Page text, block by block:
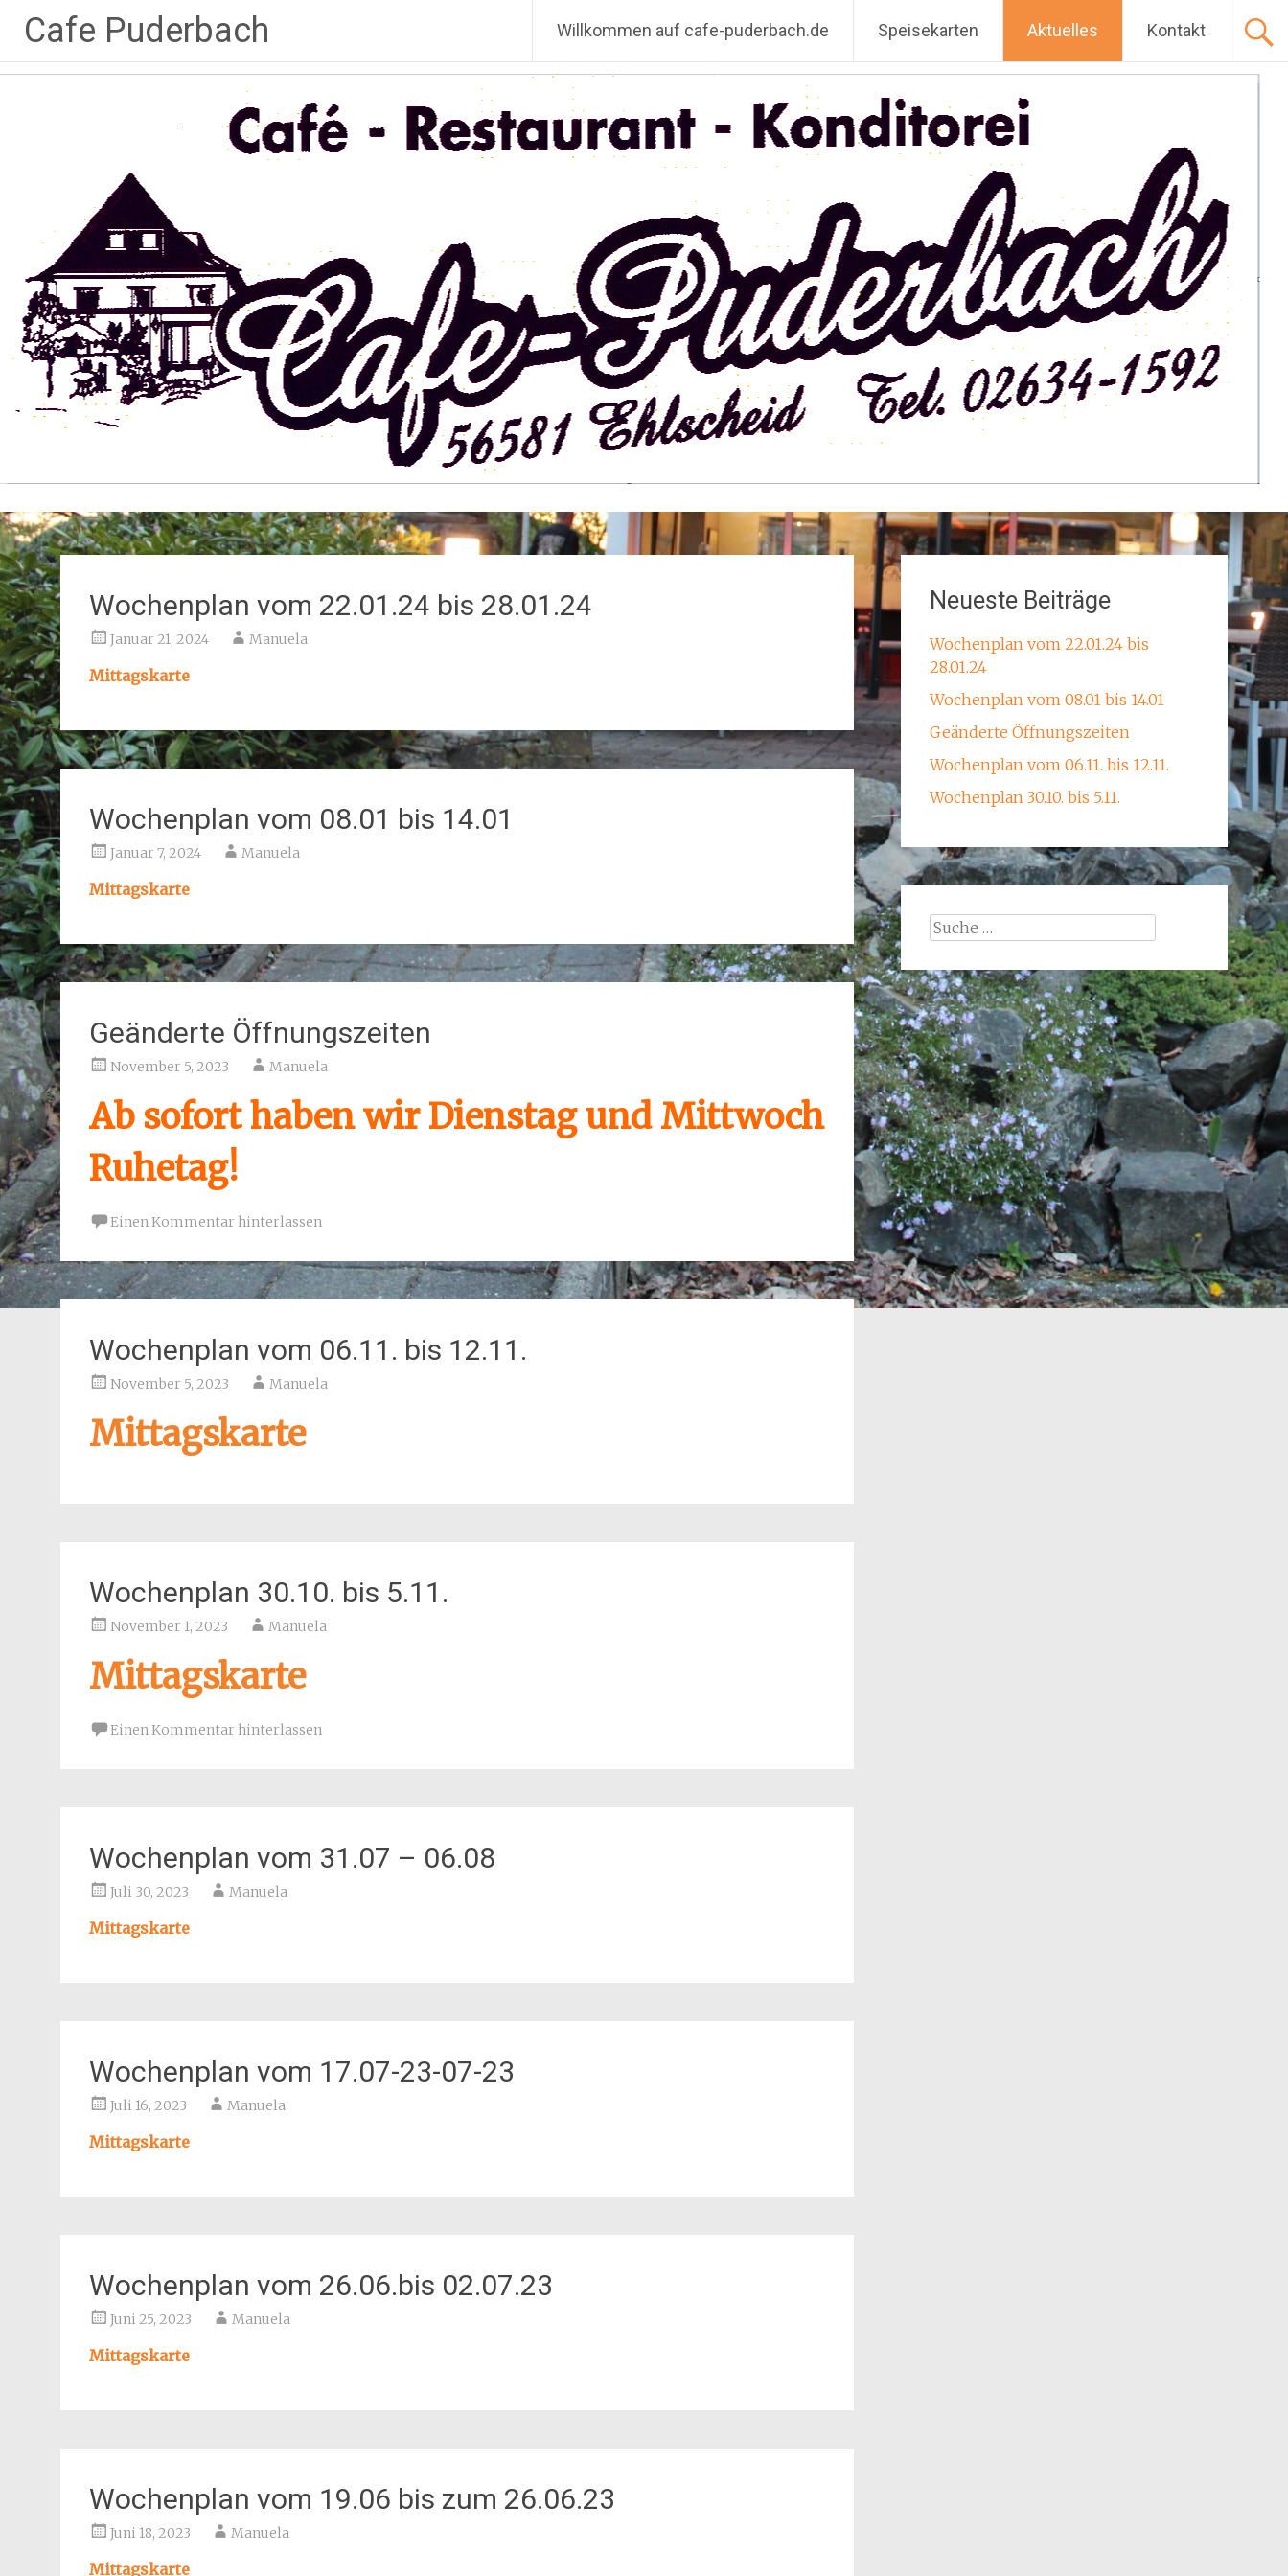
Inhalt
springen
Cafe Puderbach Willkommen auf cafe-puderbach.de Speisekarten Aktuelles Kontakt
Wochenplan vom 22.01.24 bis 28.01.24
Januar 21, 2024 Manuela
Mittagskarte
Wochenplan vom 08.01 bis 14.01
Januar 7, 2024 Manuela
Mittagskarte
Geänderte Öffnungszeiten
November 5, 2023 Manuela
Ab sofort haben wir Dienstag und Mittwoch
Ruhetag!
Einen Kommentar hinterlassen
Wochenplan vom 06.11. bis 12.11.
November 5, 2023 Manuela
Mittagskarte
Wochenplan 30.10. bis 5.11.
November 1, 2023 Manuela
Mittagskarte
Einen Kommentar hinterlassen
Wochenplan vom 31.07 – 06.08
Juli 30, 2023 Manuela
Mittagskarte
Wochenplan vom 17.07-23-07-23
Juli 16, 2023 Manuela
Mittagskarte
Wochenplan vom 26.06.bis 02.07.23
Juni 25, 2023 Manuela
Mittagskarte
Wochenplan vom 19.06 bis zum 26.06.23
Juni 18, 2023 Manuela
Mittagskarte
Neueste Beiträge
Wochenplan vom 22.01.24 bis
28.01.24
Wochenplan vom 08.01 bis 14.01
Geänderte Öffnungszeiten
Wochenplan vom 06.11. bis 12.11.
Wochenplan 30.10. bis 5.11.
Suche